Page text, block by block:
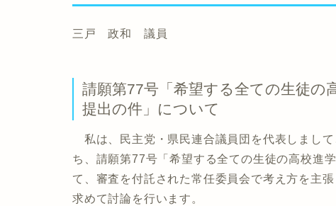
三戸 政和 議員
請願第77号「希望する全ての生徒の
提出の件」について
私は、民主党・県民連合議員団を代表しまし
ち、請願第77号「希望する全ての生徒の高校進
て、審査を付託された常任委員会で考え方を主
求めて討論を行います。